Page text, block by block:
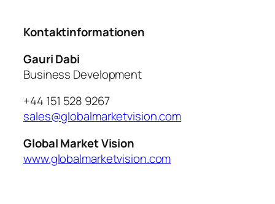
Kontaktinformationen
Gauri Dabi
Business Development
+44 151 528 9267
sales@globalmarketvision.com
Global Market Vision
www.globalmarketvision.com